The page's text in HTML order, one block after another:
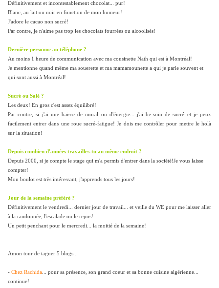
Définitivement et incontestablement chocolat... pur!
Blanc, au lait ou noir en fonction de mon humeur!
J'adore le cacao non sucré!
Par contre, je n'aime pas trop les chocolats fourrées ou alcoolisés!
Dernière personne au téléphone ?
Au moins 1 heure de communication avec ma cousinette Nath qui est à Montréal!
Je mentionne quand même ma souerette et ma mamamounette a qui je parle souvent et
qui sont aussi à Montréal!
Sucré ou Salé ?
Les deux! En gros c'est assez équilibré!
Par contre, si j'ai une baisse de moral ou d'énergie... j'ai be-soin de sucré et je peux
facilement entrer dans une roue sucré-fatigue! Je dois me contrôler pour mettre le holà
sur la situation!
Depuis combien d'années travailles-tu au même endroit ?
Depuis 2000, si je compte le stage qui m'a permis d'entrer dans la société!Je vous laisse
compter!
Mon boulot est très intéressant, j'apprends tous les jours!
Jour de la semaine préféré ?
Définitivement le vendredi... dernier jour de travail... et veille du WE pour me laisser aller
à la randonnée, l'escalade ou le repos!
Un petit penchant pour le mercredi... la moitié de la semaine!
Amon tour de taguer 5 blogs...
- Chez Rachida ... pour sa présence, son grand coeur et sa bonne cuisine algérienne...
continue!